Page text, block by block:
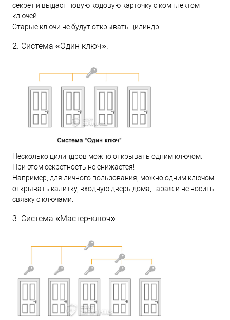
секрет и выдаст новую кодовую карточку с комплектом
ключей.
Старые ключи не будут открывать цилиндр.
2. Система «Один ключ».
Несколько цилиндров можно открывать одним ключом.
При этом секретность не снижается!
Например, для личного пользования, можно одним ключом
открывать калитку, входную дверь дома, гараж и не носить
связку с ключами.
3. Система «Мастер-ключ».